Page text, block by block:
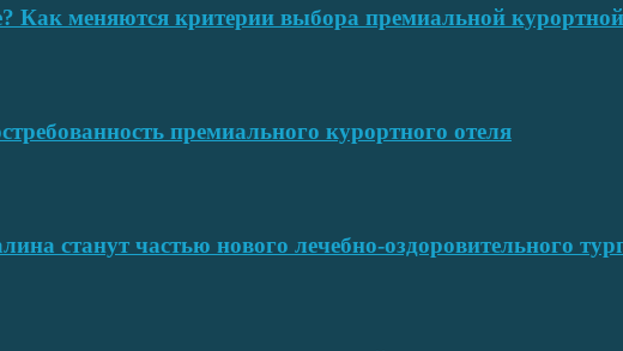
Как меняются критерии выбора премиальной
премиального курортного отеля
станут частью нового лечебно-оздоровительного